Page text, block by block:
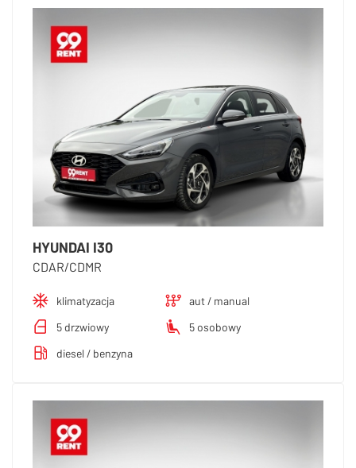
HYUNDAI I30
CDAR/CDMR
klimatyzacja
aut / manual
5 drzwiowy
5 osobowy
diesel / benzyna